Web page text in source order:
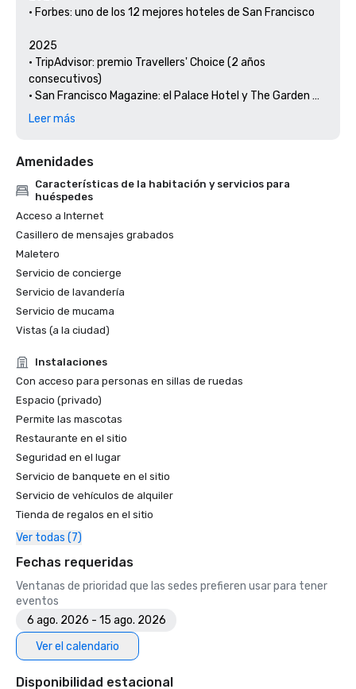
• Forbes: uno de los 12 mejores hoteles de San Francisco
2025
• TripAdvisor: premio Travellers' Choice (2 años
consecutivos)
• San Francisco Magazine: el Palace Hotel y The Garden
Court han sido reconocidos como los mejores lugares para
California al menos una vez en la vida
• Thrillist: las mejores cosas que hacer en San Francisco
para un amante del arte y la cultura
• Escapadas locales: el conserje del Palace Hotel destaca
el arte y la cultura de San Francisco
2024
• Viajes y ocio: los mejores hoteles de San Francisco: hotel
con las mejores comodidades
inolvidables con caviar
• SF Gate: lo mejor del área de la bahía: los 5 mejores
hoteles
• OpenTable: uno de los 12 restaurantes más hermosos de
• Premios Travellers' Choice: lo mejor de lo mejor
• Destination I Do: uno de los 6 mejores destinos para
bodas LGBTQ+ en EE. UU. (listado principal)
• Insidehook: el mejor bar de hotel en San Francisco
• SF Travel: hoteles de lujo mejor valorados en SF
• Timeout: uno de los mejores hoteles de lujo de San
Francisco
2023
• El mejor hotel Condé Nast Traveller
• Revista de viajes y ocio: el mejor hotel de San Francisco
Leer más
Amenidades
Características de la habitación y servicios para
huéspedes
Acceso a Internet
Casillero de mensajes grabados
Maletero
Servicio de concierge
Servicio de lavandería
Servicio de mucama
Vistas (a la ciudad)
Instalaciones
Con acceso para personas en sillas de ruedas
Espacio (privado)
Permite las mascotas
Restaurante en el sitio
Seguridad en el lugar
Servicio de banquete en el sitio
Servicio de vehículos de alquiler
Tienda de regalos en el sitio
Ver todas (7)
Fechas requeridas
Ventanas de prioridad que las sedes prefieren usar para tener
eventos
6 ago. 2026 - 15 ago. 2026
Ver el calendario
Disponibilidad estacional